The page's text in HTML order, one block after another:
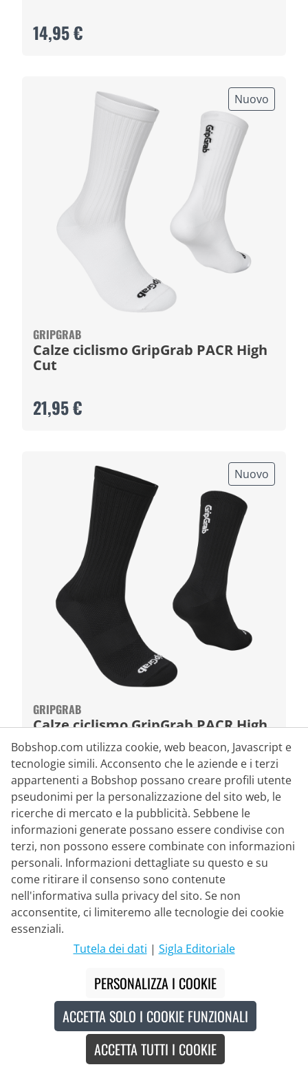
14,95 €
Nuovo
GRIPGRAB
Calze ciclismo GripGrab PACR High
Cut
21,95 €
Nuovo
GRIPGRAB
Calze ciclismo GripGrab PACR High
Cut
21,95 €
Nuovo
Bobshop.com utilizza cookie, web beacon, Javascript e
tecnologie simili. Acconsento che le aziende e i terzi
appartenenti a Bobshop possano creare profili utente
pseudonimi per la personalizzazione del sito web, le
ricerche di mercato e la pubblicità. Sebbene le
informazioni generate possano essere condivise con
terzi, non possono essere combinate con informazioni
personali. Informazioni dettagliate su questo e su
come ritirare il consenso sono contenute
nell'informativa sulla privacy del sito. Se non
acconsentite, ci limiteremo alle tecnologie dei cookie
essenziali.
Tutela dei dati | Sigla Editoriale
PERSONALIZZA I COOKIE
ACCETTA SOLO I COOKIE FUNZIONALI
ACCETTA TUTTI I COOKIE